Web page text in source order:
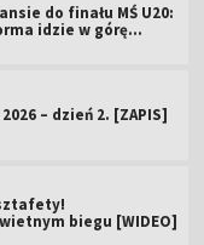
do finału MŚ U20:
idzie w górę
– dzień 2. [ZAPIS]
biegu [WIDEO]